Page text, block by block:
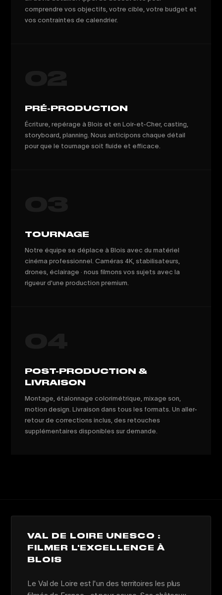
comprendre vos objectifs, votre cible, votre budget et
vos contraintes de calendrier.
PRÉ-PRODUCTION
Écriture, repérage à Blois et en Loir-et-Cher, casting,
storyboard, planning. Nous anticipons chaque détail
pour que le tournage soit fluide et efficace.
TOURNAGE
Notre équipe se déplace à Blois avec du matériel
cinéma professionnel. Caméras 4K, stabilisateurs,
drones, éclairage · nous filmons vos sujets avec la
rigueur d'une production premium.
POST-PRODUCTION &
LIVRAISON
Montage, étalonnage colorimétrique, mixage son,
motion design. Livraison dans tous les formats. Un aller-
retour de corrections inclus, des retouches
supplémentaires disponibles sur demande.
VAL DE LOIRE UNESCO :
FILMER L'EXCELLENCE À
BLOIS
Le Val de Loire est l'un des territoires les plus